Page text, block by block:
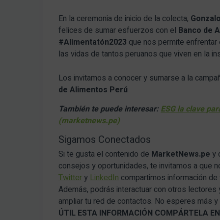
En la ceremonia de inicio de la colecta,
felices de sumar esfuerzos con el Banco de
#Alimentatón2023 que nos permite
las vidas de tantos peruanos que viven en la
Los invitamos a conocer y sumarse a la
de Alimentos Perú
También te puede interesar:ESG la clave
(marketnews.pe)
Sigamos Conectados
Si te gusta el contenido de MarketNews.pe y
consejos y oportunidades, te invitamos a que
Twitter yLinkedIn compartimos información de
Además, podrás interactuar con otros
ampliar tu red de contactos. No esperes más
ÚTIL ESTA INFORMACIÓN COMPÁRTELA